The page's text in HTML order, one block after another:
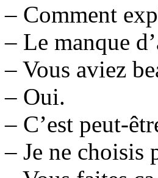
– Comment
– Le manque
– Vous aviez
– Oui.
– C’est peut-
– Je ne choisis